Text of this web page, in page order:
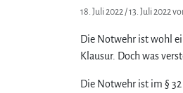
18. Juli 2022 /13. Juli 2022
Die Notwehr ist wohl
Klausur. Doch was
Die Notwehr ist im §